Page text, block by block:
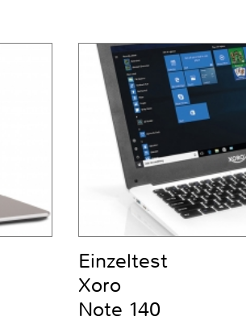
Einzeltest
Xoro
Note 140